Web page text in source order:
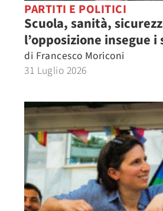
PARTITI E POLITICI
Scuola, sanità,
l’opposizione insegue i
di Francesco Moriconi
31 Luglio 2026